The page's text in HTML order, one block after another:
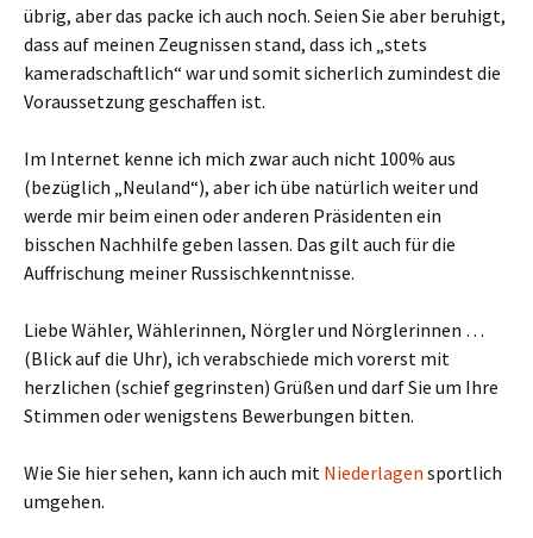
übrig, aber das packe ich auch noch. Seien Sie aber beruhigt,
dass auf meinen Zeugnissen stand, dass ich „stets
kameradschaftlich“ war und somit sicherlich zumindest die
Voraussetzung geschaffen ist.
Im Internet kenne ich mich zwar auch nicht 100% aus
(bezüglich „Neuland“), aber ich übe natürlich weiter und
werde mir beim einen oder anderen Präsidenten ein
bisschen Nachhilfe geben lassen. Das gilt auch für die
Auffrischung meiner Russischkenntnisse.
Liebe Wähler, Wählerinnen, Nörgler und Nörglerinnen …
(Blick auf die Uhr), ich verabschiede mich vorerst mit
herzlichen (schief gegrinsten) Grüßen und darf Sie um Ihre
Stimmen oder wenigstens Bewerbungen bitten.
Wie Sie hier sehen, kann ich auch mit Niederlagen sportlich
umgehen.